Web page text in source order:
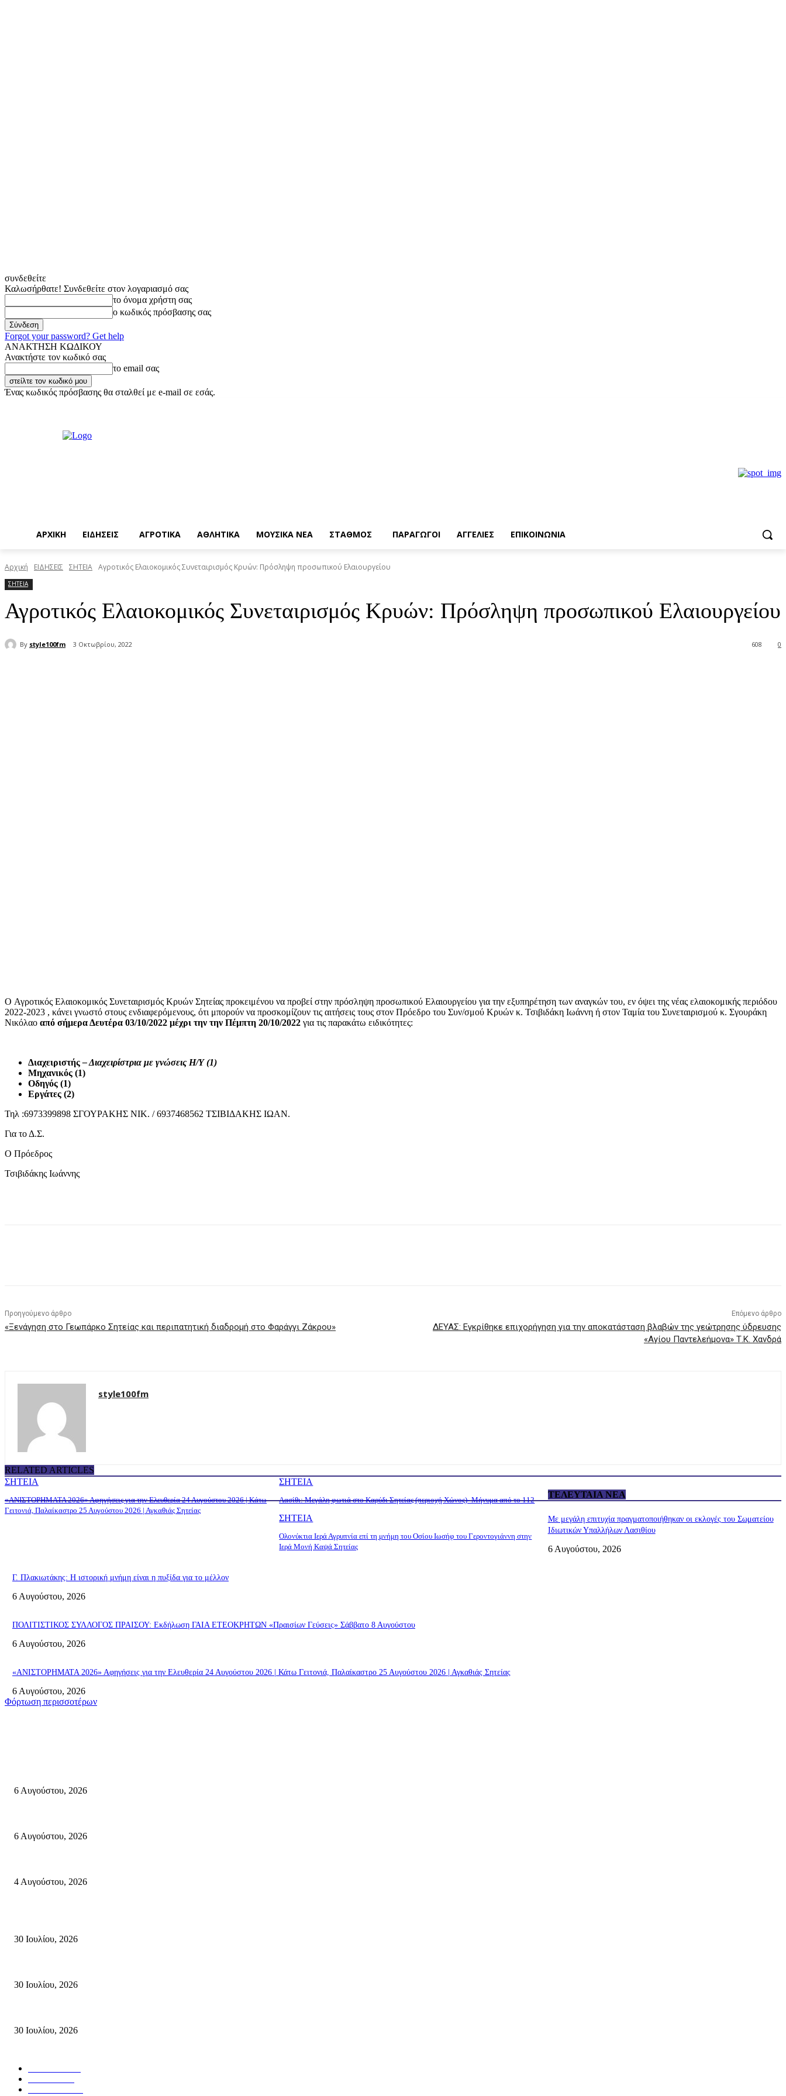
συνδεθείτε
Καλωσήρθατε! Συνδεθείτε στον λογαριασμό σας
το όνομα χρήστη σας
ο κωδικός πρόσβασης σας
Forgot your password? Get help
ΑΝΑΚΤΗΣΗ ΚΩΔΙΚΟΥ
Ανακτήστε τον κωδικό σας
το email σας
Ένας κωδικός πρόσβασης θα σταλθεί με e-mail σε εσάς.
ΑΡΧΙΚΗ ΕΙΔΗΣΕΙΣ ΑΓΡΟΤΙΚΑ ΑΘΛΗΤΙΚΑ ΜΟΥΣΙΚΑ ΝΕΑ ΣΤΑΘΜΟΣ ΠΑΡΑΓΩΓΟΙ ΑΓΓΕΛΙΕΣ ΕΠΙΚΟΙΝΩΝΙΑ
Αρχική ΕΙΔΗΣΕΙΣ ΣΗΤΕΙΑ Αγροτικός Ελαιοκομικός Συνεταιρισμός Κρυών: Πρόσληψη προσωπικού Ελαιουργείου
ΣΗΤΕΙΑ
Αγροτικός Ελαιοκομικός Συνεταιρισμός Κρυών: Πρόσληψη προσωπικού Ελαιουργείου
By style100fm 3 Οκτωβρίου, 2022 0
608
O Αγροτικός Ελαιοκομικός Συνεταιρισμός Κρυών Σητείας προκειμένου να προβεί στην πρόσληψη προσωπικού Ελαιουργείου για την εξυπηρέτηση των αναγκών του, εν όψει της νέας ελαιοκομικής περιόδου
2022-2023 , κάνει γνωστό στους ενδιαφερόμενους, ότι μπορούν να προσκομίζουν τις αιτήσεις τους στον Πρόεδρο του Συν/σμού Κρυών κ. Τσιβιδάκη Ιωάννη ή στον Ταμία του Συνεταιρισμού κ. Σγουράκη
Νικόλαο από σήμερα Δευτέρα 03/10/2022 μέχρι την την Πέμπτη 20/10/2022 για τις παρακάτω ειδικότητες:
Διαχειριστής– Διαχειρίστρια με γνώσεις Η/Υ (1)
Μηχανικός (1)
Οδηγός (1)
Εργάτες (2)
Τηλ :6973399898 ΣΓΟΥΡΑΚΗΣ ΝΙΚ. / 6937468562 ΤΣΙΒΙΔΑΚΗΣ ΙΩΑΝ.
Για το Δ.Σ.
Ο Πρόεδρος
Τσιβιδάκης Ιωάννης
Προηγούμενο άρθρο
«Ξενάγηση στο Γεωπάρκο Σητείας και περιπατητική διαδρομή στο Φαράγγι Ζάκρου»
Επόμενο άρθρο
ΔΕΥΑΣ: Εγκρίθηκε επιχορήγηση για την αποκατάσταση βλαβών της γεώτρησης ύδρευσης
«Αγίου Παντελεήμονα» Τ.Κ. Χανδρά
style100fm
RELATED ARTICLES
ΣΗΤΕΙΑ
«ΑΝΙΣΤΟΡΗΜΑΤΑ 2026» Αφηγήσεις για την Ελευθερία 24 Αυγούστου 2026 | Κάτω
Γειτονιά, Παλαίκαστρο 25 Αυγούστου 2026 | Αγκαθιάς Σητείας
ΣΗΤΕΙΑ
Λασίθι: Μεγάλη φωτιά στο Καρύδι Σητείας (περιοχή Χώνος)- Μήνυμα από το 112
ΣΗΤΕΙΑ
Ολονύκτια Ιερά Αγρυπνία επί τη μνήμη του Οσίου Ιωσήφ του Γεροντογιάννη στην
Ιερά Μονή Καψά Σητείας
ΤΕΛΕΥΤΑΊΑ ΝΈΑ
Με μεγάλη επιτυχία πραγματοποιήθηκαν οι εκλογές του Σωματείου
Ιδιωτικών Υπαλλήλων Λασιθίου
6 Αυγούστου, 2026
Γ. Πλακιωτάκης: Η ιστορική μνήμη είναι η πυξίδα για το μέλλον
6 Αυγούστου, 2026
ΠΟΛΙΤΙΣΤΙΚΟΣ ΣΥΛΛΟΓΟΣ ΠΡΑΙΣΟΥ: Εκδήλωση ΓΑΙΑ ΕΤΕΟΚΡΗΤΩΝ «Πραισίων Γεύσεις» Σάββατο 8 Αυγούστου
6 Αυγούστου, 2026
«ΑΝΙΣΤΟΡΗΜΑΤΑ 2026» Αφηγήσεις για την Ελευθερία 24 Αυγούστου 2026 | Κάτω Γειτονιά, Παλαίκαστρο 25 Αυγούστου 2026 | Αγκαθιάς Σητείας
6 Αυγούστου, 2026
Φόρτωση περισσοτέρων
6 Αυγούστου, 2026
6 Αυγούστου, 2026
4 Αυγούστου, 2026
30 Ιουλίου, 2026
30 Ιουλίου, 2026
30 Ιουλίου, 2026